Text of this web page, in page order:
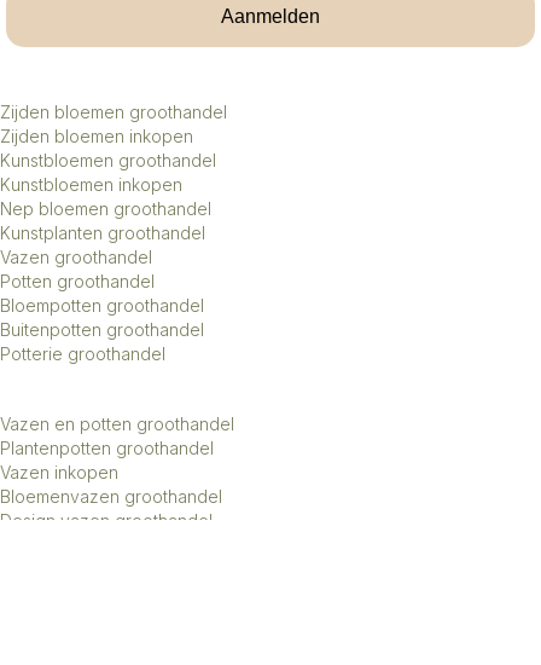
Aanmelden
Zijden bloemen groothandel
Zijden bloemen inkopen
Kunstbloemen groothandel
Kunstbloemen inkopen
Nep bloemen groothandel
Kunstplanten groothandel
Vazen groothandel
Potten groothandel
Bloempotten groothandel
Buitenpotten groothandel
Potterie groothandel
Vazen en potten groothandel
Plantenpotten groothandel
Vazen inkopen
Bloemenvazen groothandel
Design vazen groothandel